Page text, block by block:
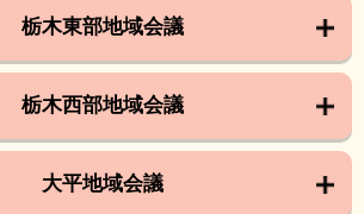
栃木東部地域会議
栃木西部地域会議
大平地域会議